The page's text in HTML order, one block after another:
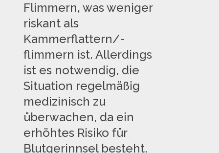
Flimmern, was weniger
riskant als
Kammerflattern/-
flimmern ist. Allerdings
ist es notwendig, die
Situation regelmäßig
medizinisch zu
überwachen, da ein
erhöhtes Risiko für
Blutgerinnsel besteht.